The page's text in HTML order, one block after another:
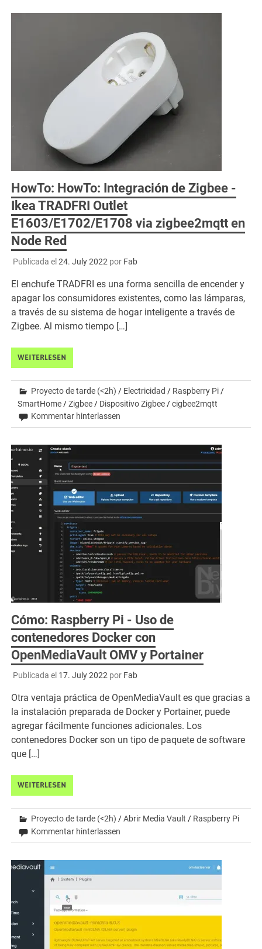
HowTo: HowTo: Integración de Zigbee -
Ikea TRADFRI Outlet
E1603/E1702/E1708 via zigbee2mqtt en
Node Red
Publicada el 24. July 2022 por Fab
El enchufe TRADFRI es una forma sencilla de encender y
apagar los consumidores existentes, como las lámparas,
a través de su sistema de hogar inteligente a través de
Zigbee. Al mismo tiempo […]
WEITERLESEN
Proyecto de tarde (<2h) / Electricidad / Raspberry Pi /
SmartHome /Zigbee / Dispositivo Zigbee /cigbee2mqtt
Kommentar hinterlassen
Cómo: Raspberry Pi - Uso de
contenedores Docker con
OpenMediaVault OMV y Portainer
Publicada el 17. July 2022por Fab
Otra ventaja práctica de OpenMediaVault es que gracias a
la instalación preparada de Docker y Portainer, puede
agregar fácilmente funciones adicionales. Los
contenedores Docker son un tipo de paquete de software
que […]
WEITERLESEN
Proyecto de tarde (<2h) /Abrir Media Vault / Raspberry Pi
Kommentar hinterlassen